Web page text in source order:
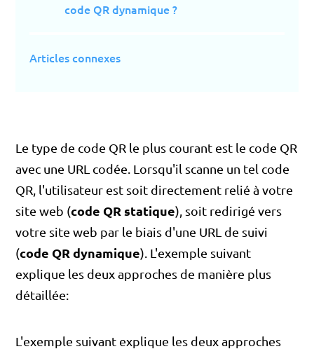
code QR dynamique ?
Articles connexes
Le type de code QR le plus courant est le code QR
avec une URL codée. Lorsqu'il scanne un tel code
QR, l'utilisateur est soit directement relié à votre
site web (code QR statique), soit redirigé vers
votre site web par le biais d'une URL de suivi
(code QR dynamique). L'exemple suivant
explique les deux approches de manière plus
détaillée:
L'exemple suivant explique les deux approches